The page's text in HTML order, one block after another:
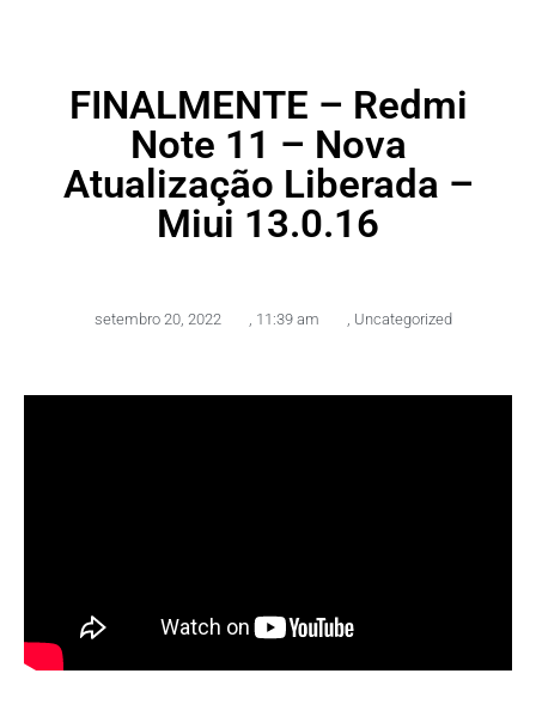
FINALMENTE – Redmi
Note 11 – Nova
Atualização Liberada –
Miui 13.0.16
setembro 20, 2022 , 11:39 am , Uncategorized